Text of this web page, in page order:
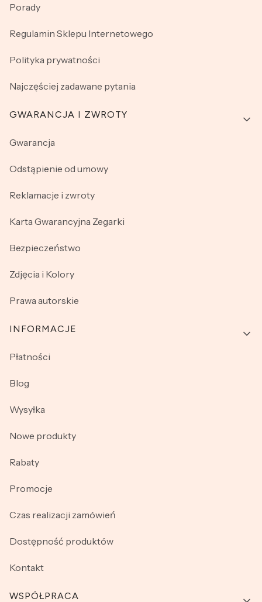
Porady
Regulamin Sklepu Internetowego
Polityka prywatności
Najczęściej zadawane pytania
GWARANCJA I ZWROTY
Gwarancja
Odstąpienie od umowy
Reklamacje i zwroty
Karta Gwarancyjna Zegarki
Bezpieczeństwo
Zdjęcia i Kolory
Prawa autorskie
INFORMACJE
Płatności
Blog
Wysyłka
Nowe produkty
Rabaty
Promocje
Czas realizacji zamówień
Dostępność produktów
Kontakt
WSPÓŁPRACA